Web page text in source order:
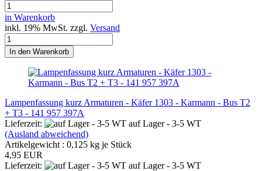
in Warenkorb
inkl. 19% MwSt. zzgl. Versand
In den Warenkorb
Lampenfassung kurz Armaturen - Käfer 1303 - Karmann - Bus T2
+ T3 - 141 957 397A
Lieferzeit:
auf Lager - 3-5 WT
(Ausland abweichend)
Artikelgewicht : 0,125 kg je Stück
4,95 EUR
Lieferzeit:
auf Lager - 3-5 WT